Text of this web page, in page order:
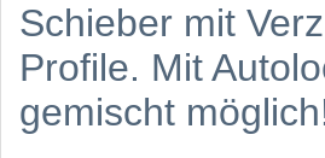
Schieber mit
Profile. Mit
gemischt